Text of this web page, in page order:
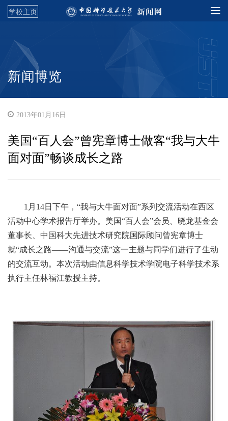
学校主页
新闻博览
2013年01月16日
美国“百人会”曾宪章博士做客“我与大牛
面对面”畅谈成长之路
1月14日下午，“我与大牛面对面”系列交流活动在西区
活动中心学术报告厅举办。美国“百人会”会员、晓龙基金会
董事长、中国科大先进技术研究院国际顾问曾宪章博士
就“成长之路——沟通与交流”这一主题与同学们进行了生动
的交流互动。本次活动由信息科学技术学院电子科学技术系
执行主任林福江教授主持。